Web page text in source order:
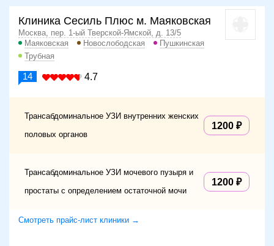
Клиника Сесиль Плюс м. Маяковская
Москва, пер. 1-ый Тверской-Ямской, д. 13/5
Маяковская
Новослободская
Пушкинская
Трубная
14 4.7
Трансабдоминальное УЗИ внутренних женских
половых органов
1200
Трансабдоминальное УЗИ мочевого пузыря и
простаты с определением остаточной мочи
1200
Смотреть прайс-лист клиники →